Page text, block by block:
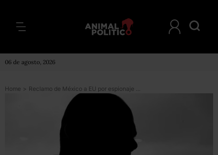
06 de agosto, 2026
Home > Reclamo de México a EU por espionaje estará clasificado un año y no 12, ordena IFAI